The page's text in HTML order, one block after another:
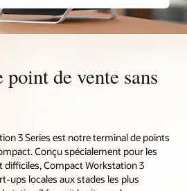
de vente sans
3 Series est notre terminal de points
Conçu spécialement pour les
Compact Workstation 3
ups locales aux stades les plus